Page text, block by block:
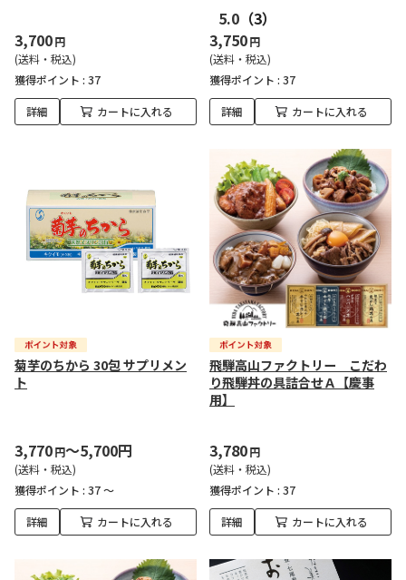
3,700円
(送料・税込)
獲得ポイント : 37
詳細 カートに入れる
5.0 （3）
3,750円
(送料・税込)
獲得ポイント : 37
詳細 カートに入れる
菊芋のちから 30包 サプリメン
ト
3,770円～5,700円
(送料・税込)
獲得ポイント : 37 ～
詳細 カートに入れる
飛騨高山ファクトリー こだわ
り飛騨丼の具詰合せＡ【慶事
用】
3,780円
(送料・税込)
獲得ポイント : 37
詳細 カートに入れる